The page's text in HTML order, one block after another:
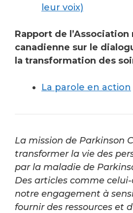
leur voix)
Rapport de
canadienne sur le
la transformation des
La parole en action
La mission de Parkinson
transformer la vie des
par la maladie de
Des articles comme
notre engagement à
fournir des ressources et